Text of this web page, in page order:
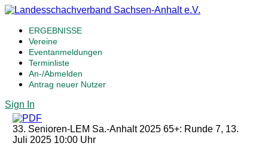
ERGEBNISSE
Vereine
Eventanmeldungen
Terminliste
An-/Abmelden
Antrag neuer Nutzer
Sign In
33. Senioren-LEM Sa.-Anhalt 2025 65+: Runde 7, 13.
Juli 2025 10:00 Uhr